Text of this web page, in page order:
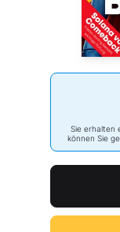
Sie erhalten
können Sie